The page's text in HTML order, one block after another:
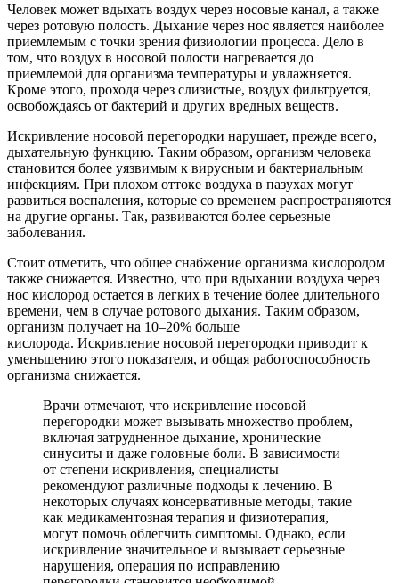
Человек может вдыхать воздух через носовые канал, а также
через ротовую полость. Дыхание через нос является наиболее
приемлемым с точки зрения физиологии процесса. Дело в
том, что воздух в носовой полости нагревается до
приемлемой для организма температуры и увлажняется.
Кроме этого, проходя через слизистые, воздух фильтруется,
освобождаясь от бактерий и других вредных веществ.
Искривление носовой перегородки нарушает, прежде всего,
дыхательную функцию. Таким образом, организм человека
становится более уязвимым к вирусным и бактериальным
инфекциям. При плохом оттоке воздуха в пазухах могут
развиться воспаления, которые со временем распространяются
на другие органы. Так, развиваются более серьезные
заболевания.
Стоит отметить, что общее снабжение организма кислородом
также снижается. Известно, что при вдыхании воздуха через
нос кислород остается в легких в течение более длительного
времени, чем в случае ротового дыхания. Таким образом,
организм получает на 10–20% больше
кислорода. Искривление носовой перегородки приводит к
уменьшению этого показателя, и общая работоспособность
организма снижается.
Врачи отмечают, что искривление носовой
перегородки может вызывать множество проблем,
включая затрудненное дыхание, хронические
синуситы и даже головные боли. В зависимости
от степени искривления, специалисты
рекомендуют различные подходы к лечению. В
некоторых случаях консервативные методы, такие
как медикаментозная терапия и физиотерапия,
могут помочь облегчить симптомы. Однако, если
искривление значительное и вызывает серьезные
нарушения, операция по исправлению